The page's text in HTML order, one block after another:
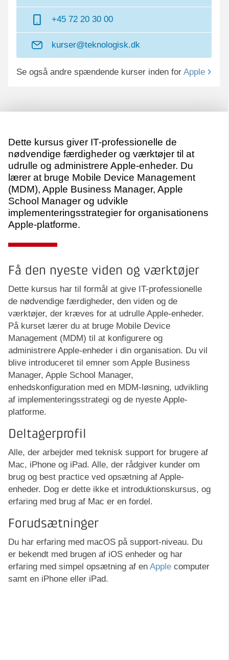
+45 72 20 30 00
kurser@teknologisk.dk
Se også andre spændende kurser inden for Apple
Dette kursus giver IT-professionelle de
nødvendige færdigheder og værktøjer til at
udrulle og administrere Apple-enheder. Du
lærer at bruge Mobile Device Management
(MDM), Apple Business Manager, Apple
School Manager og udvikle
implementeringsstrategier for organisationens
Apple-platforme.
Få den nyeste viden og værktøjer
Dette kursus har til formål at give IT-professionelle
de nødvendige færdigheder, den viden og de
værktøjer, der kræves for at udrulle Apple-enheder.
På kurset lærer du at bruge Mobile Device
Management (MDM) til at konfigurere og
administrere Apple-enheder i din organisation. Du vil
blive introduceret til emner som Apple Business
Manager, Apple School Manager,
enhedskonfiguration med en MDM-løsning, udvikling
af implementeringsstrategi og de nyeste Apple-
platforme.
Deltagerprofil
Alle, der arbejder med teknisk support for brugere af
Mac, iPhone og iPad. Alle, der rådgiver kunder om
brug og best practice ved opsætning af Apple-
enheder. Dog er dette ikke et introduktionskursus, og
erfaring med brug af Mac er en fordel.
Forudsætninger
Du har erfaring med macOS på support-niveau. Du
er bekendt med brugen af iOS enheder og har
erfaring med simpel opsætning af en Apple computer
samt en iPhone eller iPad.